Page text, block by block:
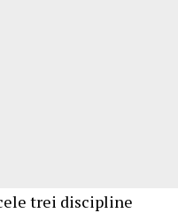
trei discipline